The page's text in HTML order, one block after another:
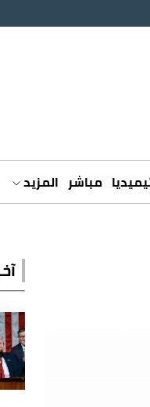
مباشر المزيد